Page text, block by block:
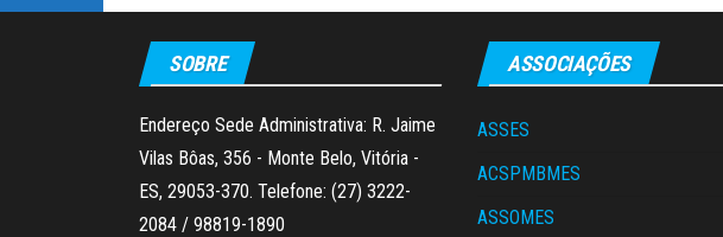
SOBRE
Endereço Sede Administrativa: R. Jaime
Vilas Bôas, 356 - Monte Belo, Vitória -
ES, 29053-370. Telefone: (27) 3222-
2084 / 98819-1890
ASSOCIAÇÕES
ASSES
ACSPMBMES
ASSOMES